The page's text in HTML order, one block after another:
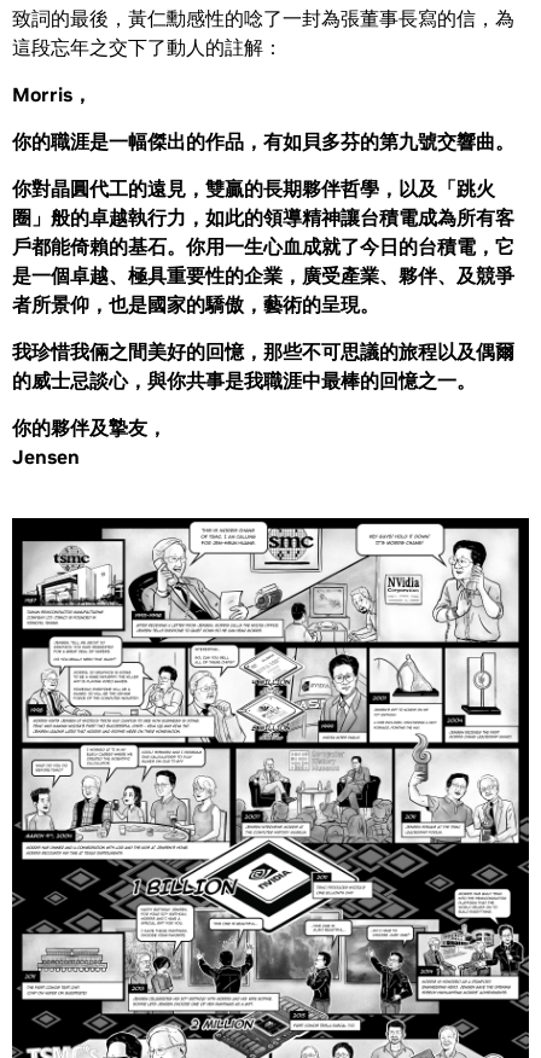
致詞的最後，黃仁勳感性的唸了一封為張董事長寫的信，為
這段忘年之交下了動人的註解：
Morris，
你的職涯是一幅傑出的作品，有如貝多芬的第九號交響曲。
你對晶圓代工的遠見，雙贏的長期夥伴哲學，以及「跳火
圈」般的卓越執行力，如此的領導精神讓台積電成為所有客
戶都能倚賴的基石。你用一生心血成就了今日的台積電，它
是一個卓越、極具重要性的企業，廣受產業、夥伴、及競爭
者所景仰，也是國家的驕傲，藝術的呈現。
我珍惜我倆之間美好的回憶，那些不可思議的旅程以及偶爾
的威士忌談心，與你共事是我職涯中最棒的回憶之一。
你的夥伴及摯友，
Jensen